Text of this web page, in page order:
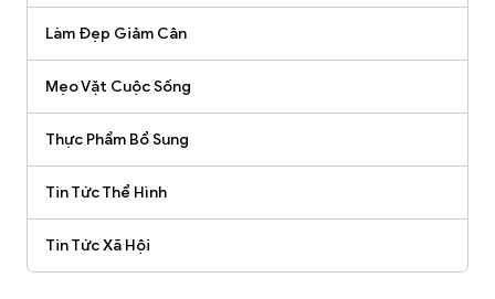
Làm Đẹp Giảm Cân
Mẹo Vặt Cuộc Sống
Thực Phẩm Bổ Sung
Tin Tức Thể Hình
Tin Tức Xã Hội